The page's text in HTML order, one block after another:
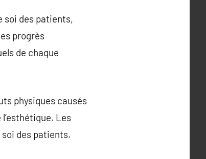
soi des patients,
progrès
de chaque
physiques causés
Les
des patients.